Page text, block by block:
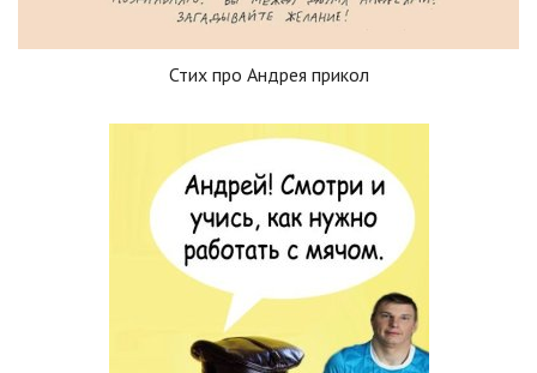
Стих про Андрея прикол